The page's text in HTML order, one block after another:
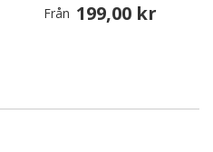
Från 199,00 kr